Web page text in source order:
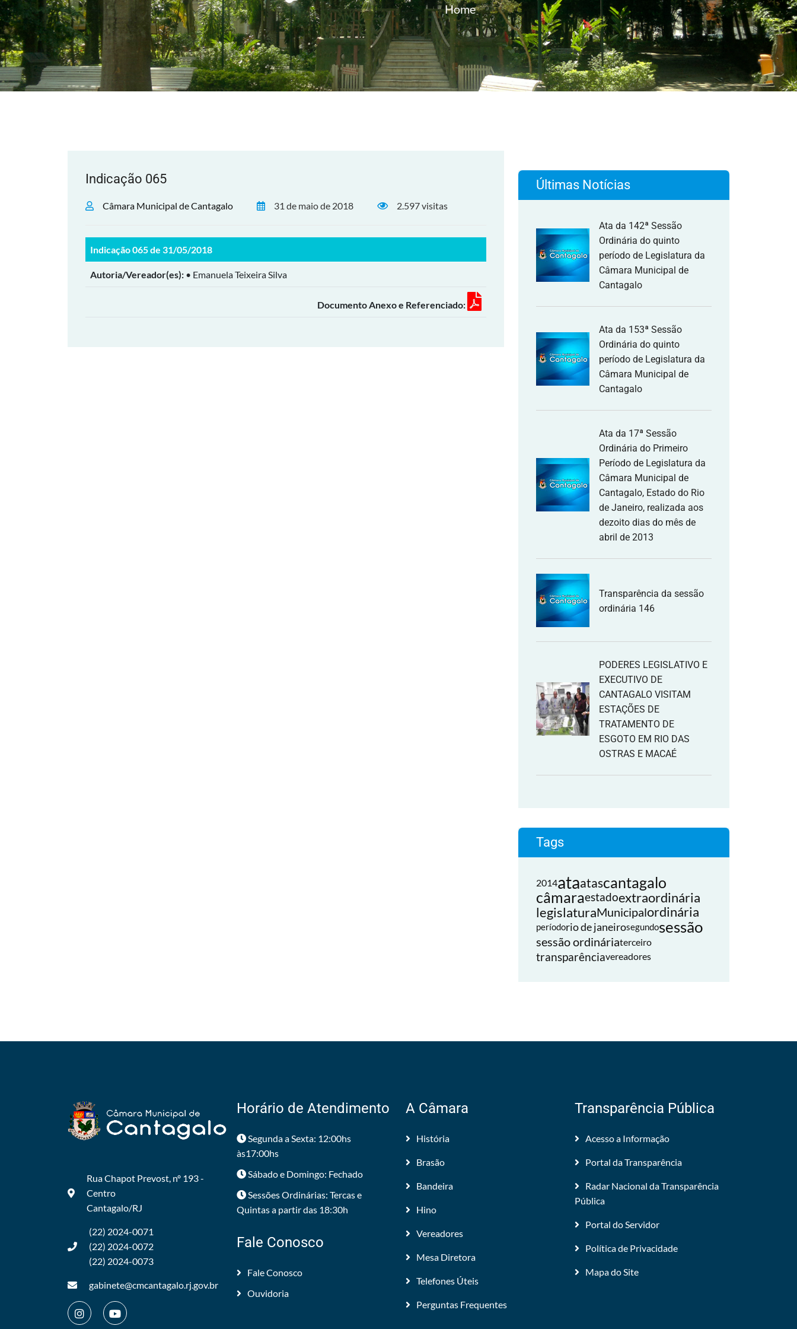
Home
Indicação 065
Câmara Municipal de Cantagalo 31 de maio de 2018 2.597 visitas
Indicação 065 de 31/05/2018
Autoria/Vereador(es): • Emanuela Teixeira Silva
Documento Anexo e Referenciado:
Últimas Notícias
Ata da 142ª Sessão
Ordinária do quinto
período de Legislatura da
Câmara Municipal de
Cantagalo
Ata da 153ª Sessão
Ordinária do quinto
período de Legislatura da
Câmara Municipal de
Cantagalo
Ata da 17ª Sessão
Ordinária do Primeiro
Período de Legislatura da
Câmara Municipal de
Cantagalo, Estado do Rio
de Janeiro, realizada aos
dezoito dias do mês de
abril de 2013
Transparência da sessão
ordinária 146
PODERES LEGISLATIVO E
EXECUTIVO DE
CANTAGALO VISITAM
ESTAÇÕES DE
TRATAMENTO DE
ESGOTO EM RIO DAS
OSTRAS E MACAÉ
Tags
2014ataatascantagalo
câmaraestadoextraordinária
legislaturaMunicipalordinária
períodorio de janeirosegundosessão
sessão ordináriaterceiro
transparênciavereadores
Rua Chapot Prevost, nº 193 -
Centro
Cantagalo/RJ
(22) 2024-0071
(22) 2024-0072
(22) 2024-0073
gabinete@cmcantagalo.rj.gov.br
Horário de Atendimento
Segunda a Sexta: 12:00hs
às17:00hs
Sábado e Domingo: Fechado
Sessões Ordinárias: Tercas e
Quintas a partir das 18:30h
Fale Conosco
Fale Conosco
Ouvidoria
A Câmara
História
Brasão
Bandeira
Hino
Vereadores
Mesa Diretora
Telefones Úteis
Perguntas Frequentes
Transparência Pública
Acesso a Informação
Portal da Transparência
Radar Nacional da Transparência
Pública
Portal do Servidor
Política de Privacidade
Mapa do Site